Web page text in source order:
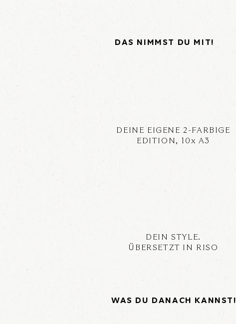
DAS NIMMST DU MIT!
DEINE EIGENE 2-FARBIGE
EDITION, 10x A3
DEIN STYLE.
ÜBERSETZT IN RISO
WAS DU DANACH KANNST!